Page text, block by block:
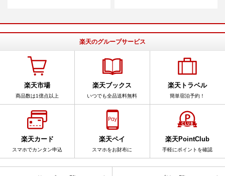
楽天のグループサービス
楽天市場
商品数は1億点以上
楽天ブックス
いつでも全品送料無料
楽天トラベル
簡単宿泊予約！
楽天カード
スマホでカンタン申込
楽天ペイ
スマホをお財布に
楽天PointClub
手軽にポイントを確認